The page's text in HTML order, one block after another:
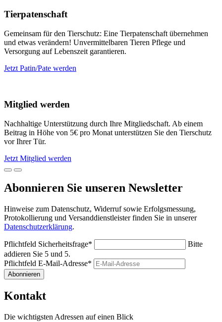
Tierpatenschaft
Gemeinsam für den Tierschutz: Eine Tierpatenschaft übernehmen
und etwas verändern! Unvermittelbaren Tieren Pflege und
Versorgung auf Lebenszeit garantieren.
Jetzt Patin/Pate werden
Mitglied werden
Nachhaltige Unterstützung durch Ihre Mitgliedschaft. Ab einem
Beitrag in Höhe von 5€ pro Monat unterstützen Sie den Tierschutz
vor Ihrer Tür.
Jetzt Mitglied werden
Abonnieren Sie unseren Newsletter
Hinweise zum Datenschutz, Widerruf sowie Erfolgsmessung,
Protokollierung und Versanddienstleister finden Sie in unserer
Datenschutzerklärung.
Pflichtfeld Sicherheitsfrage*
Bitte
addieren Sie 5 und 5.
Pflichtfeld E-Mail-Adresse*
Abonnieren
Kontakt
Die wichtigsten Adressen auf einen Blick